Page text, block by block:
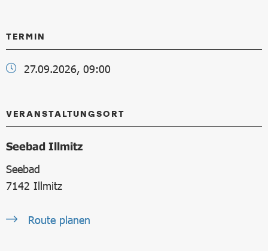
TERMIN
27.09.2026, 09:00
VERANSTALTUNGSORT
Seebad Illmitz
Seebad
7142 Illmitz
Route planen